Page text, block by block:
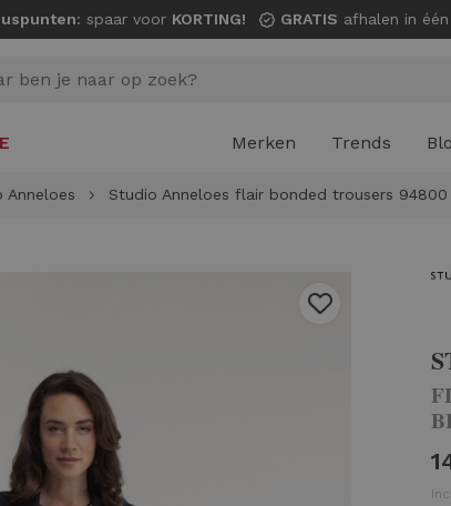
: spaar voor KORTING! GRATIS afhalen in één
Merken Trends
Anneloes Studio Anneloes flair bonded trousers